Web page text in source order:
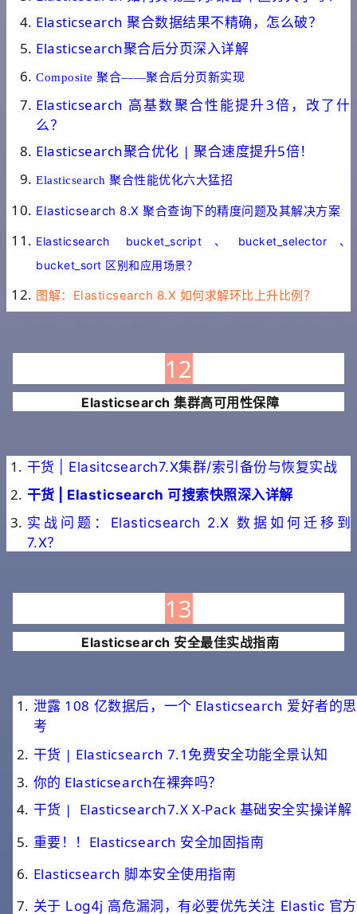
Elasticsearch 聚合数据结果不精确，怎么破？
Elasticsearch聚合后分页深入详解
Composite 聚合——聚合后分页新实现
Elasticsearch 高基数聚合性能提升3倍，改了什
么？
Elasticsearch聚合优化 | 聚合速度提升5倍！
Elasticsearch 聚合性能优化六大猛招
Elasticsearch 8.X 聚合查询下的精度问题及其解决方案
Elasticsearch bucket_script、bucket_selector、
bucket_sort 区别和应用场景？
图解：Elasticsearch 8.X 如何求解环比上升比例？
铭毅天下
12
Elasticsearch 集群高可用性保障
干货 | Elasitcsearch7.X集群/索引备份与恢复实战
干货 | Elasticsearch 可搜索快照深入详解
实战问题：Elasticsearch 2.X 数据如何迁移到
7.X？
13
Elasticsearch 安全最佳实战指南
泄露 108 亿数据后，一个 Elasticsearch 爱好者的思
考
干货 | Elasticsearch 7.1免费安全功能全景认知
你的 Elasticsearch在裸奔吗？
干货 | Elasticsearch7.X X-Pack 基础安全实操详解
重要！！Elasticsearch 安全加固指南
Elasticsearch 脚本安全使用指南
关于 Log4j 高危漏洞，有必要优先关注 Elastic 官方